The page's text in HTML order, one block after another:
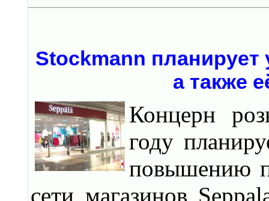
Stockmann планирует
а также
Концерн
году
повышению
сети магазинов